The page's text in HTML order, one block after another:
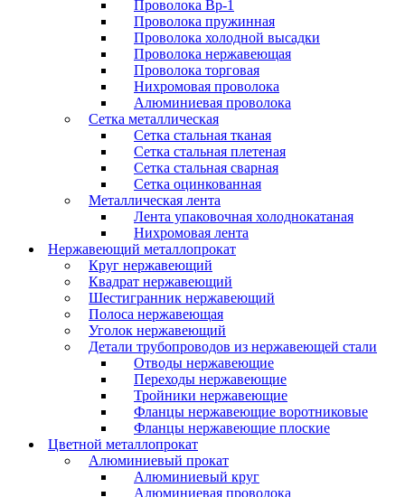
Проволока Вр-1
Проволока пружинная
Проволока холодной высадки
Проволока нержавеющая
Проволока торговая
Нихромовая проволока
Алюминиевая проволока
Сетка металлическая
Сетка стальная тканая
Сетка стальная плетеная
Сетка стальная сварная
Сетка оцинкованная
Металлическая лента
Лента упаковочная холоднокатаная
Нихромовая лента
Нержавеющий металлопрокат
Круг нержавеющий
Квадрат нержавеющий
Шестигранник нержавеющий
Полоса нержавеющая
Уголок нержавеющий
Детали трубопроводов из нержавеющей стали
Отводы нержавеющие
Переходы нержавеющие
Тройники нержавеющие
Фланцы нержавеющие воротниковые
Фланцы нержавеющие плоские
Цветной металлопрокат
Алюминиевый прокат
Алюминиевый круг
Алюминиевая проволока